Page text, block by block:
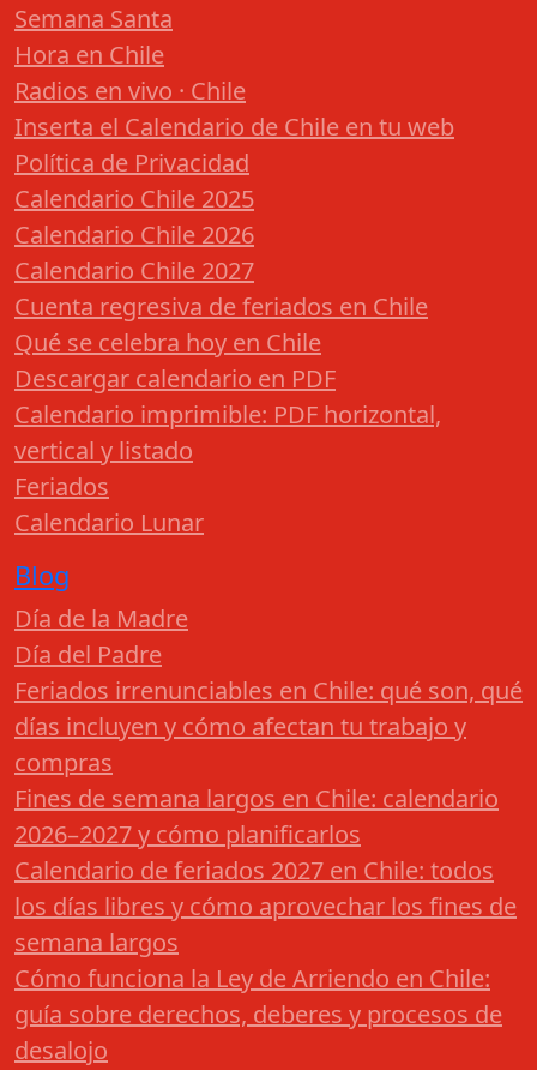
Semana Santa
Hora en Chile
Radios en vivo · Chile
Inserta el Calendario de Chile en tu web
Política de Privacidad
Calendario Chile 2025
Calendario Chile 2026
Calendario Chile 2027
Cuenta regresiva de feriados en Chile
Qué se celebra hoy en Chile
Descargar calendario en PDF
Calendario imprimible: PDF horizontal,
vertical y listado
Feriados
Calendario Lunar
Blog
Día de la Madre
Día del Padre
Feriados irrenunciables en Chile: qué son, qué
días incluyen y cómo afectan tu trabajo y
compras
Fines de semana largos en Chile: calendario
2026–2027 y cómo planificarlos
Calendario de feriados 2027 en Chile: todos
los días libres y cómo aprovechar los fines de
semana largos
Cómo funciona la Ley de Arriendo en Chile:
guía sobre derechos, deberes y procesos de
desalojo